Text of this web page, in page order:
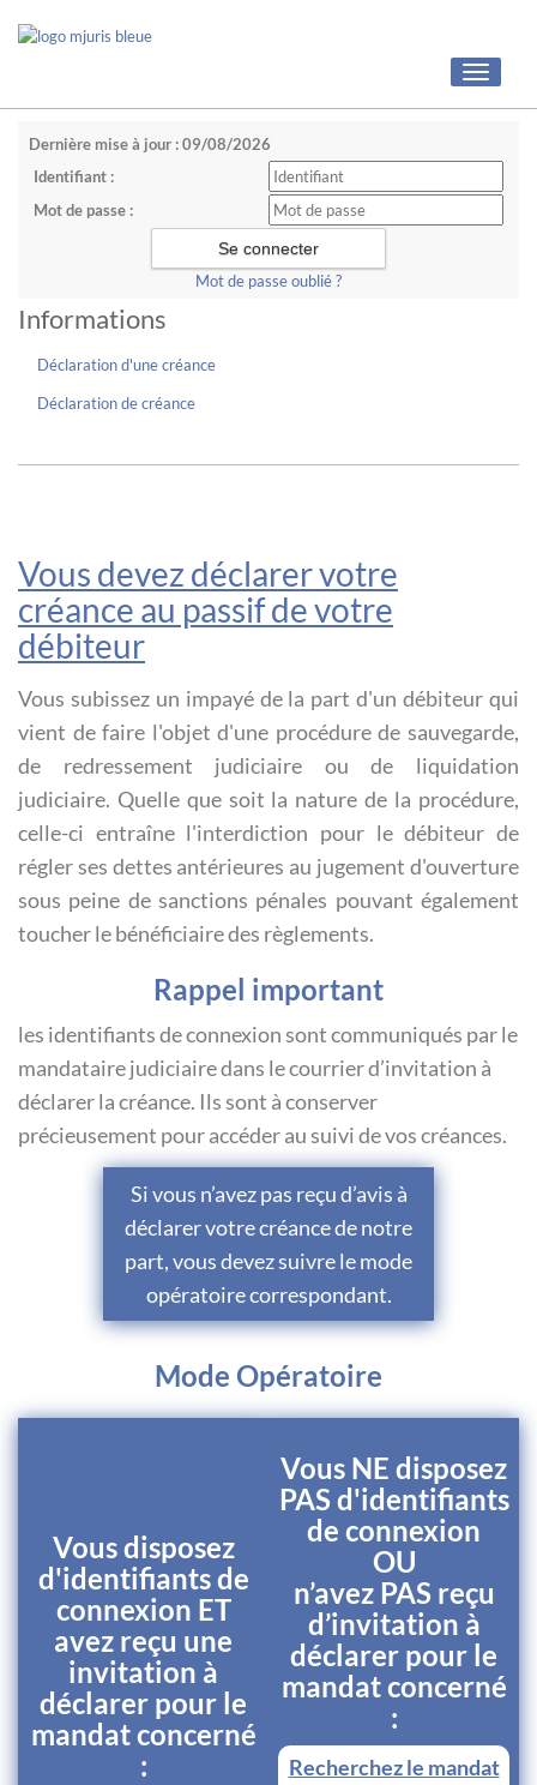
Toggle
Dernière mise à jour : 09/08/2026
Identifiant :
Mot de passe :
Mot de passe oublié ?
Informations
Déclaration d'une créance
Déclaration de créance
Vous devez déclarer votre
créance au passif de votre
débiteur
Vous subissez un impayé de la part d'un débiteur qui
vient de faire l'objet d'une procédure de sauvegarde,
de redressement judiciaire ou de liquidation
judiciaire. Quelle que soit la nature de la procédure,
celle-ci entraîne l'interdiction pour le débiteur de
régler ses dettes antérieures au jugement d'ouverture
sous peine de sanctions pénales pouvant également
toucher le bénéficiaire des règlements.
Rappel important
les identifiants de connexion sont communiqués par le
mandataire judiciaire dans le courrier d’invitation à
déclarer la créance. Ils sont à conserver
précieusement pour accéder au suivi de vos créances.
Si vous n’avez pas reçu d’avis à
déclarer votre créance de notre
part, vous devez suivre le mode
opératoire correspondant.
Mode Opératoire
Vous disposez
d'identifiants de
connexion ET
avez reçu une
invitation à
déclarer pour le
mandat concerné
:
Vous NE disposez
PAS d'identifiants
de connexion
OU
n’avez PAS reçu
d’invitation à
déclarer pour le
mandat concerné
:
Recherchez le mandat